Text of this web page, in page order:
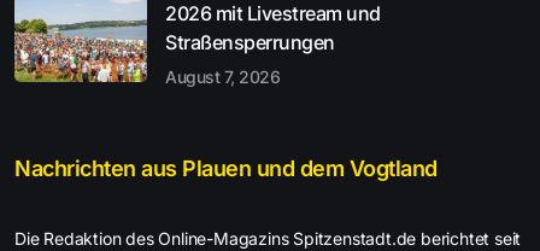
2026 mit Livestream und
Straßensperrungen
August 7, 2026
Nachrichten aus Plauen und dem Vogtland
Die Redaktion des Online-Magazins Spitzenstadt.de berichtet seit